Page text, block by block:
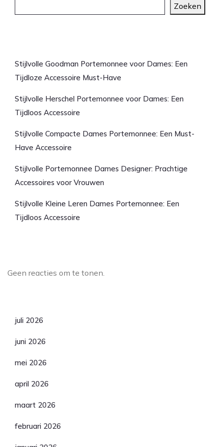
Zoeken
Stijlvolle Goodman Portemonnee voor Dames: Een
Tijdloze Accessoire Must-Have
Stijlvolle Herschel Portemonnee voor Dames: Een
Tijdloos Accessoire
Stijlvolle Compacte Dames Portemonnee: Een Must-
Have Accessoire
Stijlvolle Portemonnee Dames Designer: Prachtige
Accessoires voor Vrouwen
Stijlvolle Kleine Leren Dames Portemonnee: Een
Tijdloos Accessoire
Geen reacties om te tonen.
juli 2026
juni 2026
mei 2026
april 2026
maart 2026
februari 2026